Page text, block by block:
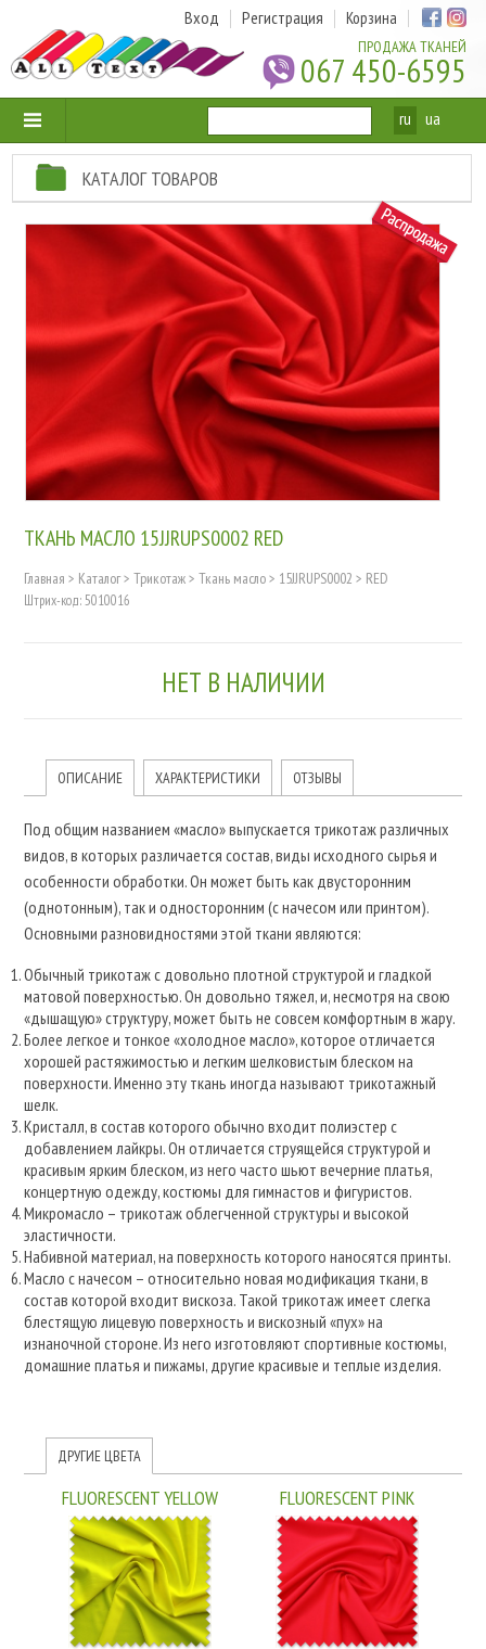
ПРОДАЖА ТКАНЕЙ
067 450-6595
Вход Регистрация Корзина
ru ua
КАТАЛОГ ТОВАРОВ
ТКАНЬ МАСЛО 15JJRUPS0002 RED
Главная > Каталог> Трикотаж> Ткань масло> 15JJRUPS0002 > RED
Штрих-код: 5010016
НЕТ В НАЛИЧИИ
ОПИСАНИЕ ХАРАКТЕРИСТИКИ ОТЗЫВЫ
Под общим названием «масло» выпускается трикотаж различных
видов, в которых различается состав, виды исходного сырья и
особенности обработки. Он может быть как двусторонним
(однотонным), так и односторонним (с начесом или принтом).
Основными разновидностями этой ткани являются:
Обычный трикотаж с довольно плотной структурой и гладкой
матовой поверхностью. Он довольно тяжел, и, несмотря на свою
«дышащую» структуру, может быть не совсем комфортным в жару.
Более легкое и тонкое «холодное масло», которое отличается
хорошей растяжимостью и легким шелковистым блеском на
поверхности. Именно эту ткань иногда называют трикотажный
шелк.
Кристалл, в состав которого обычно входит полиэстер с
добавлением лайкры. Он отличается струящейся структурой и
красивым ярким блеском, из него часто шьют вечерние платья,
концертную одежду, костюмы для гимнастов и фигуристов.
Микромасло – трикотаж облегченной структуры и высокой
эластичности.
Набивной материал, на поверхность которого наносятся принты.
Масло с начесом – относительно новая модификация ткани, в
состав которой входит вискоза. Такой трикотаж имеет слегка
блестящую лицевую поверхность и вискозный «пух» на
изнаночной стороне. Из него изготовляют спортивные костюмы,
домашние платья и пижамы, другие красивые и теплые изделия.
ДРУГИЕ ЦВЕТА
FLUORESCENT YELLOW FLUORESCENT PINK